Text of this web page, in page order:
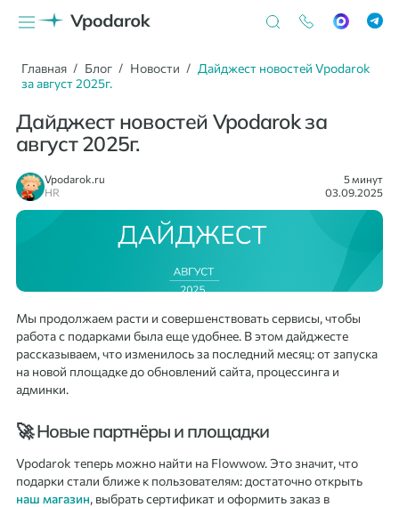
Главная Блог Новости
Дайджест новостей Vpodarok
за август 2025г.
Дайджест новостей Vpodarok за
август 2025г.
Vpodarok.ru
HR
5 минут
03.09.2025
Мы продолжаем расти и совершенствовать сервисы, чтобы
работа с подарками была еще удобнее. В этом дайджесте
рассказываем, что изменилось за последний месяц: от запуска
на новой площадке до обновлений сайта, процессинга и
админки.
🚀 Новые партнёры и площадки
Vpodarok теперь можно найти на Flowwow. Это значит, что
подарки стали ближе к пользователям: достаточно открыть
наш магазин, выбрать сертификат и оформить заказ в